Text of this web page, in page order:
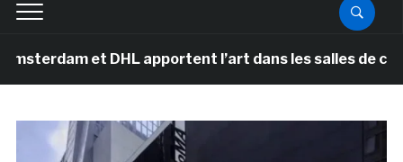
et DHL apportent l’art dans les salles de classe